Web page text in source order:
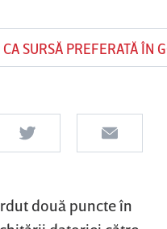
CA SURSĂ PREFERATĂ ÎN
două puncte în